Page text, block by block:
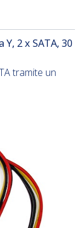
2 x SATA, 30
tramite un